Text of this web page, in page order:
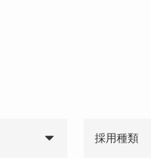
採用種類